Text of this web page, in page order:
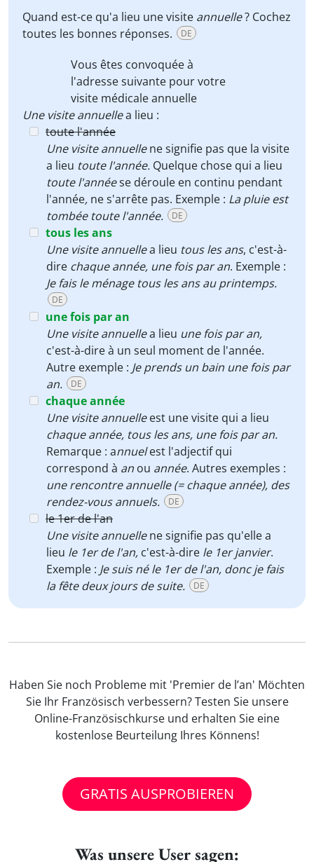
Quand est-ce qu'a lieu une visite annuelle? Cochez
toutes les bonnes réponses.
DE
Vous êtes convoquée à
l'adresse suivante pour votre
visite médicale annuelle
Une visite annuellea lieu :
toute l'année
Une visite annuellene signifie pas que la visite
a lieu toute l'année. Quelque chose qui a lieu
toute l'annéese déroule en continu pendant
l'année, ne s'arrête pas. Exemple : La pluie est
tombée toute l'année.
DE
tous les ans
Une visite annuellea lieu tous les ans, c'est-à-
dire chaque année, une fois par an. Exemple :
Je fais le ménage tous les ans au printemps.
DE
une fois par an
Une visite annuellea lieu une fois par an,
c'est-à-dire à un seul moment de l'année.
Autre exemple : Je prends un bain une fois par
an.
DE
chaque année
Une visite annuelleest une visite qui a lieu
chaque année, tous les ans, une fois par an.
Remarque : annuelest l'adjectif qui
correspond à an ou année. Autres exemples :
une rencontre annuelle (= chaque année), des
rendez-vous annuels.
DE
le 1er de l'an
Une visite annuellene signifie pas qu'elle a
lieu le 1er de l'an, c'est-à-dire le 1er janvier.
Exemple : Je suis né le 1er de l'an, donc je fais
la fête deux jours de suite.
DE
Haben Sie noch Probleme mit 'Premier de l’an' Möchten
Sie Ihr Französisch verbessern? Testen Sie unsere
Online-Französischkurse und erhalten Sie eine
kostenlose Beurteilung Ihres Könnens!
GRATIS AUSPROBIEREN
Was unsere User sagen: